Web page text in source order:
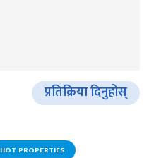
प्रतिक्रिया दिनुहोस्
HOT PROPERTIES